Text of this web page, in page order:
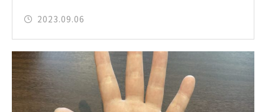
2023.09.06